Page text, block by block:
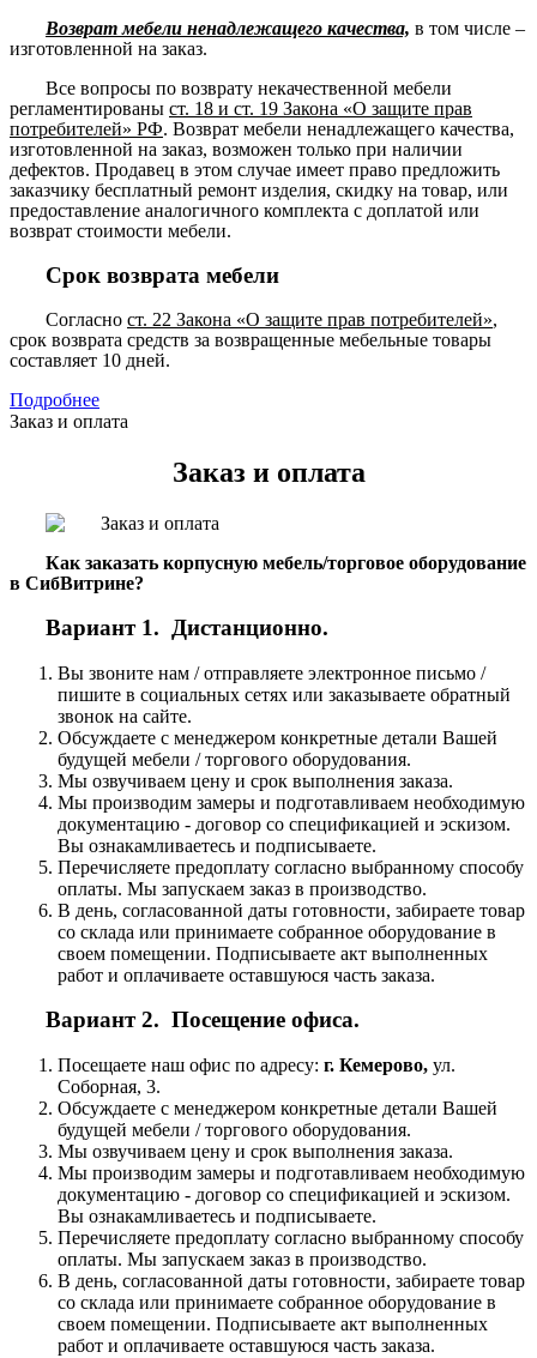
Возврат мебели ненадлежащего качества, в том числе –
изготовленной на заказ.
Все вопросы по возврату некачественной мебели
регламентированы ст. 18 и ст. 19 Закона «О защите прав
потребителей» РФ. Возврат мебели ненадлежащего качества,
изготовленной на заказ, возможен только при наличии
дефектов. Продавец в этом случае имеет право предложить
заказчику бесплатный ремонт изделия, скидку на товар, или
предоставление аналогичного комплекта с доплатой или
возврат стоимости мебели.
Срок возврата мебели
Согласно ст. 22 Закона «О защите прав потребителей»,
срок возврата средств за возвращенные мебельные товары
составляет 10 дней.
Подробнее
Заказ и оплата
Заказ и оплата
Как заказать корпусную мебель/торговое оборудование
в СибВитрине?
Вариант 1. Дистанционно.
Вы звоните нам / отправляете электронное письмо /
пишите в социальных сетях или заказываете обратный
звонок на сайте.
Обсуждаете с менеджером конкретные детали Вашей
будущей мебели / торгового оборудования.
Мы озвучиваем цену и срок выполнения заказа.
Мы производим замеры и подготавливаем необходимую
документацию - договор со спецификацией и эскизом.
Вы ознакамливаетесь и подписываете.
Перечисляете предоплату согласно выбранному способу
оплаты. Мы запускаем заказ в производство.
В день, согласованной даты готовности, забираете товар
со склада или принимаете собранное оборудование в
своем помещении. Подписываете акт выполненных
работ и оплачиваете оставшуюся часть заказа.
Вариант 2. Посещение офиса.
Посещаете наш офис по адресу: г. Кемерово, ул.
Соборная, 3.
Обсуждаете с менеджером конкретные детали Вашей
будущей мебели / торгового оборудования.
Мы озвучиваем цену и срок выполнения заказа.
Мы производим замеры и подготавливаем необходимую
документацию - договор со спецификацией и эскизом.
Вы ознакамливаетесь и подписываете.
Перечисляете предоплату согласно выбранному способу
оплаты. Мы запускаем заказ в производство.
В день, согласованной даты готовности, забираете товар
со склада или принимаете собранное оборудование в
своем помещении. Подписываете акт выполненных
работ и оплачиваете оставшуюся часть заказа.